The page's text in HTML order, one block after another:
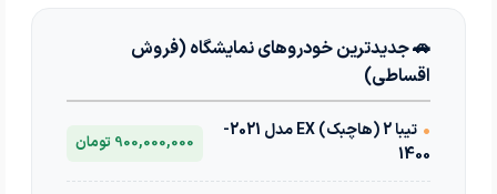
🚗 جدیدترین خودروهای نمایشگاه (فروش
اقساطی)
•
تیبا 2 (هاچبک) EX مدل 2021-
1400
900,000,000 تومان